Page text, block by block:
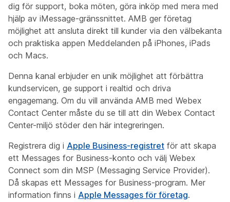
dig för support, boka möten, göra inköp med mera med
hjälp av iMessage-gränssnittet. AMB ger företag
möjlighet att ansluta direkt till kunder via den välbekanta
och praktiska appen Meddelanden på iPhones, iPads
och Macs.
Denna kanal erbjuder en unik möjlighet att förbättra
kundservicen, ge support i realtid och driva
engagemang. Om du vill använda AMB med Webex
Contact Center måste du se till att din Webex Contact
Center-miljö stöder den här integreringen.
Registrera dig i Apple Business-registret för att skapa
ett Messages for Business-konto och välj Webex
Connect som din MSP (Messaging Service Provider).
Då skapas ett Messages for Business-program. Mer
information finns i Apple Messages för företag.